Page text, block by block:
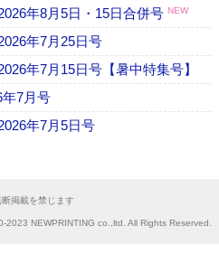
年8月5日・15日合併号 NEW
年7月25日号
年7月15日号【暑中特集号】
7月号
年7月5日号
掲載を禁じます
2023 NEWPRINTING co.,ltd. All Rights Reserved.